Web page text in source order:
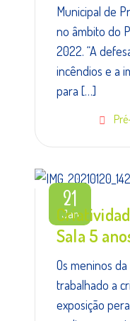
Municipal de
no âmbito do
2022. “A
incêndios e a
para […]
21
Jan
Sala 5
Os meninos
trabalhado a
exposição